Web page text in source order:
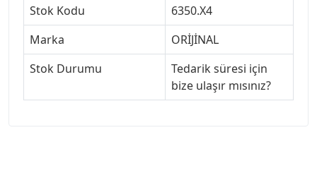
Stok Kodu
6350.X4
Marka
ORİJİNAL
Stok Durumu
Tedarik süresi için
bize ulaşır mısınız?